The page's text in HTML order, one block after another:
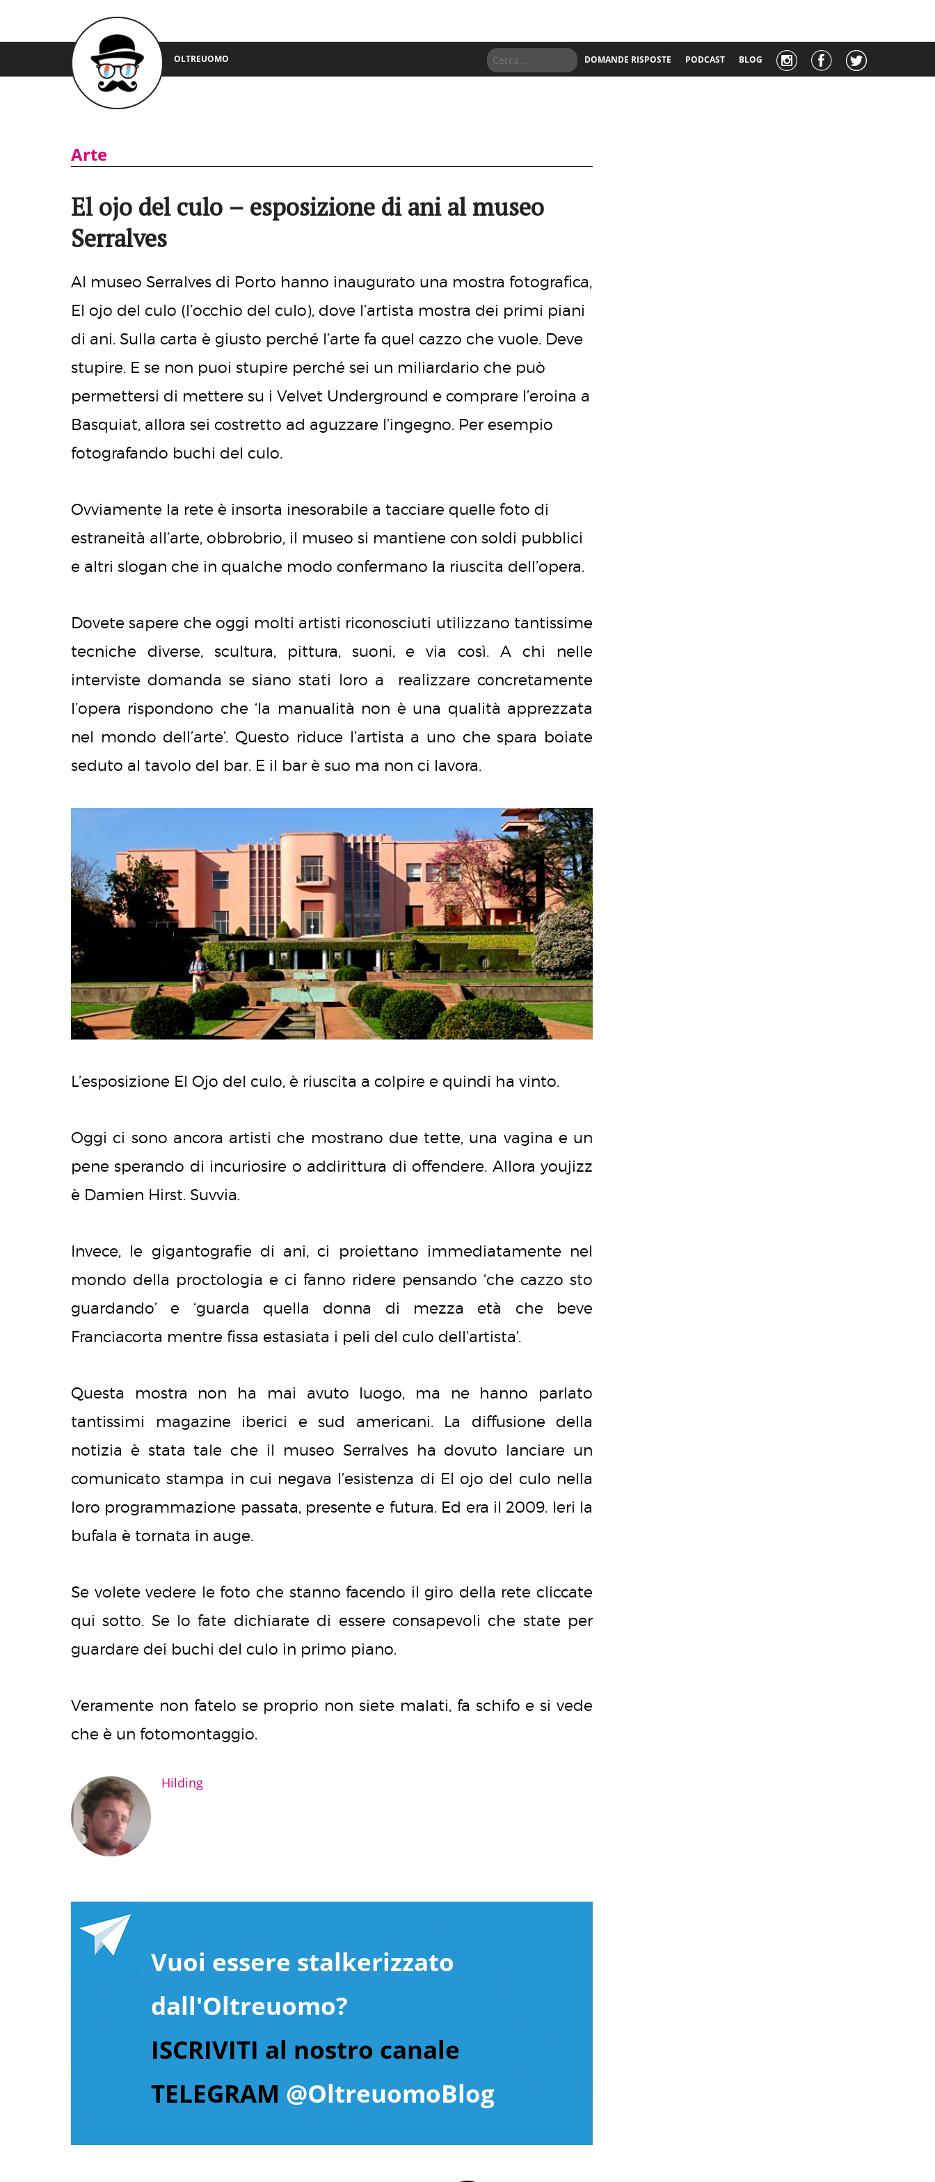
OLTREUOMO DOMANDE RISPOSTE PODCAST BLOG
Arte
El ojo del culo – esposizione di ani al museo
Serralves
Al museo Serralves di Porto hanno inaugurato una mostra fotografica,
El ojo del culo (l’occhio del culo), dove l’artista mostra dei primi piani
di ani. Sulla carta è giusto perché l’arte fa quel cazzo che vuole. Deve
stupire. E se non puoi stupire perché sei un miliardario che può
permettersi di mettere su i Velvet Underground e comprare l’eroina a
Basquiat, allora sei costretto ad aguzzare l’ingegno. Per esempio
fotografando buchi del culo.
Ovviamente la rete è insorta inesorabile a tacciare quelle foto di
estraneità all’arte, obbrobrio, il museo si mantiene con soldi pubblici
e altri slogan che in qualche modo confermano la riuscita dell’opera.
Dovete sapere che oggi molti artisti riconosciuti utilizzano tantissime
tecniche diverse, scultura, pittura, suoni, e via così. A chi nelle
interviste domanda se siano stati loro a realizzare concretamente
l’opera rispondono che ‘la manualità non è una qualità apprezzata
nel mondo dell’arte’. Questo riduce l’artista a uno che spara boiate
seduto al tavolo del bar. E il bar è suo ma non ci lavora.
L’esposizione El Ojo del culo, è riuscita a colpire e quindi ha vinto.
Oggi ci sono ancora artisti che mostrano due tette, una vagina e un
pene sperando di incuriosire o addirittura di offendere. Allora youjizz
è Damien Hirst. Suvvia.
Invece, le gigantografie di ani, ci proiettano immediatamente nel
mondo della proctologia e ci fanno ridere pensando ‘che cazzo sto
guardando’ e ‘guarda quella donna di mezza età che beve
Franciacorta mentre fissa estasiata i peli del culo dell’artista’.
Questa mostra non ha mai avuto luogo, ma ne hanno parlato
tantissimi magazine iberici e sud americani. La diffusione della
notizia è stata tale che il museo Serralves ha dovuto lanciare un
comunicato stampa in cui negava l’esistenza di El ojo del culo nella
loro programmazione passata, presente e futura. Ed era il 2009. Ieri la
bufala è tornata in auge.
Se volete vedere le foto che stanno facendo il giro della rete cliccate
qui sotto. Se lo fate dichiarate di essere consapevoli che state per
guardare dei buchi del culo in primo piano.
Veramente non fatelo se proprio non siete malati, fa schifo e si vede
che è un fotomontaggio.
Hilding
Vuoi essere stalkerizzato
dall'Oltreuomo?
ISCRIVITI al nostro canale
TELEGRAM @OltreuomoBlog